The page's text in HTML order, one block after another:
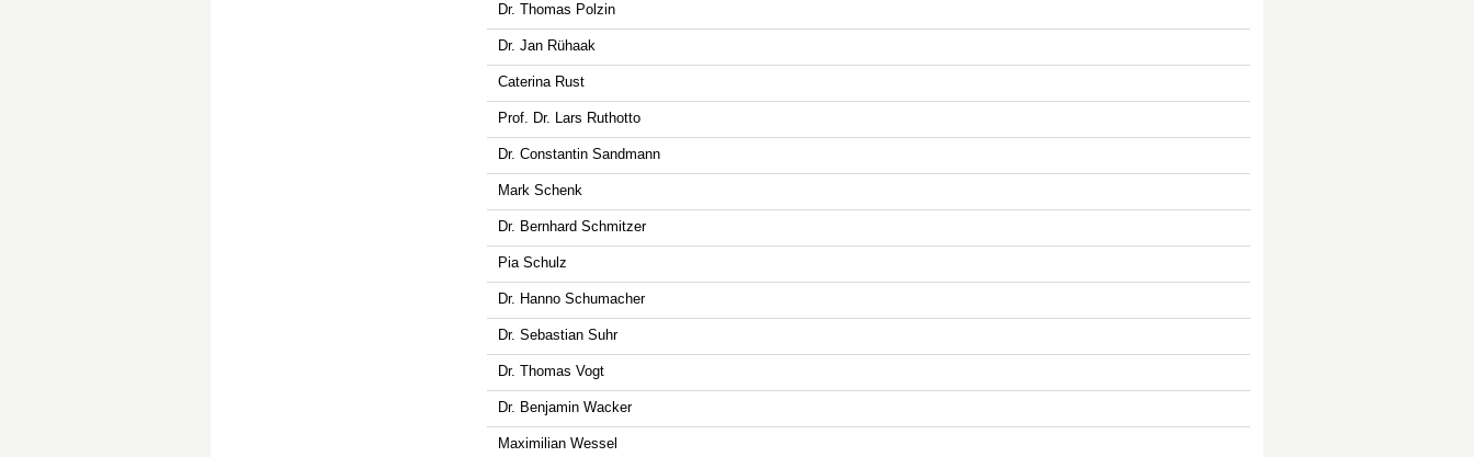
Dr. Thomas Polzin
Dr. Jan Rühaak
Caterina Rust
Prof. Dr. Lars Ruthotto
Dr. Constantin Sandmann
Mark Schenk
Dr. Bernhard Schmitzer
Pia Schulz
Dr. Hanno Schumacher
Dr. Sebastian Suhr
Dr. Thomas Vogt
Dr. Benjamin Wacker
Maximilian Wessel